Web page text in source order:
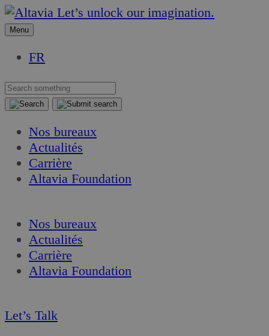
Aller
au
Aller
au
Let’s unlock our imagination.
Menu
FR
Nos bureaux
Actualités
Carrière
Altavia Foundation
Nos bureaux
Actualités
Carrière
Altavia Foundation
Let’s Talk